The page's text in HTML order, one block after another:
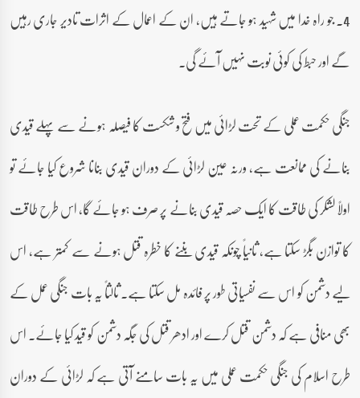
4۔ جو راہ خدا میں شہید ہو جاتے ہیں، ان کے اعمال کے اثرات تادیر جاری رہیں
گے اور حبط کی کوئی نوبت نہیں آئے گی۔
جنگی حکمت عملی کے تحت لڑائی میں فتح و شکست کا فیصلہ ہونے سے پہلے قیدی
بنانے کی ممانعت ہے، ورنہ عین لڑائی کے دوران قیدی بنانا شروع کیا جائے تو
اولاً لشکر کی طاقت کا ایک حصہ قیدی بنانے پر صرف ہو جائے گا، اس طرح طاقت
کا توازن بگڑ سکتا ہے، ثانیاً چونکہ قیدی بننے کا خطرہ قتل ہونے سے کمتر ہے، اس
لیے دشمن کو اس سے نفسیاتی طور پر فائدہ مل سکتا ہے۔ ثالثاً یہ بات جنگی عمل کے
بھی منافی ہے کہ دشمن قتل کرے اور ادھر قتل کی جگہ دشمن کو قید کیا جائے۔ اس
طرح اسلام کی جنگی حکمت عملی میں یہ بات سامنے آتی ہے کہ لڑائی کے دوران